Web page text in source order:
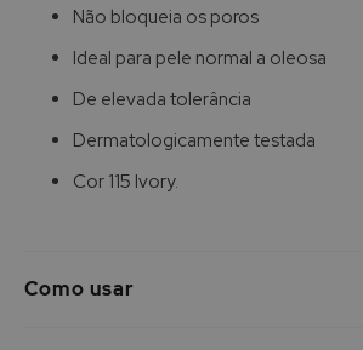
Não bloqueia os poros
Ideal para pele normal a oleosa
De elevada tolerância
Dermatologicamente testada
Cor 115 Ivory.
Como usar